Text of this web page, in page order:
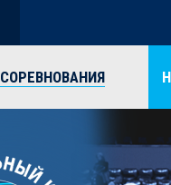
СОРЕВНОВАНИЯ